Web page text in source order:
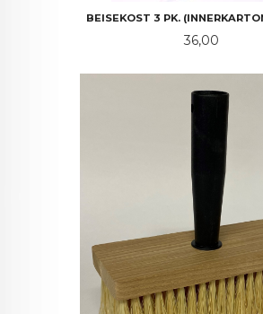
BEISEKOST 3 PK.
Pris
36,00